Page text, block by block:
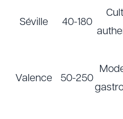
Séville 40-180
Valence 50-250